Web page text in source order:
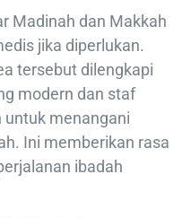
Madinah dan Makkah
jika diperlukan.
tersebut dilengkapi
modern dan staf
untuk menangani
Ini memberikan rasa
ibadah